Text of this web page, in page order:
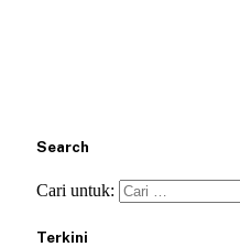
Search
Cari untuk:
Terkini